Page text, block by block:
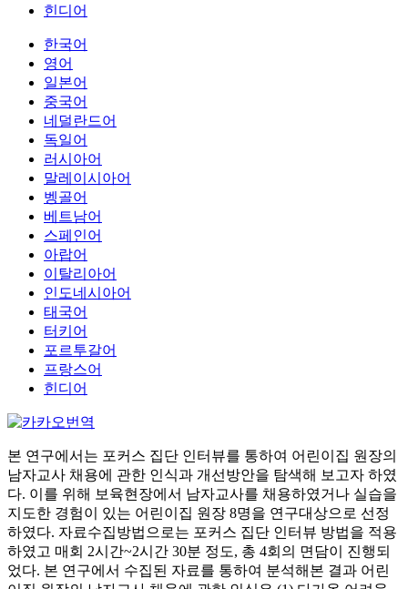
힌디어
한국어
영어
일본어
중국어
네덜란드어
독일어
러시아어
말레이시아어
벵골어
베트남어
스페인어
아랍어
이탈리아어
인도네시아어
태국어
터키어
포르투갈어
프랑스어
힌디어
본 연구에서는 포커스 집단 인터뷰를 통하여 어린이집 원장의
남자교사 채용에 관한 인식과 개선방안을 탐색해 보고자 하였
다. 이를 위해 보육현장에서 남자교사를 채용하였거나 실습을
지도한 경험이 있는 어린이집 원장 8명을 연구대상으로 선정
하였다. 자료수집방법으로는 포커스 집단 인터뷰 방법을 적용
하였고 매회 2시간~2시간 30분 정도, 총 4회의 면담이 진행되
었다. 본 연구에서 수집된 자료를 통하여 분석해본 결과 어린